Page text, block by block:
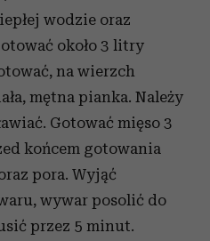
wodzie oraz
około 3 litry
na wierzch
mętna pianka. Należy
Gotować mięso 3
końcem gotowania
pora. Wyjąć
wywar posolić do
przez 5 minut.